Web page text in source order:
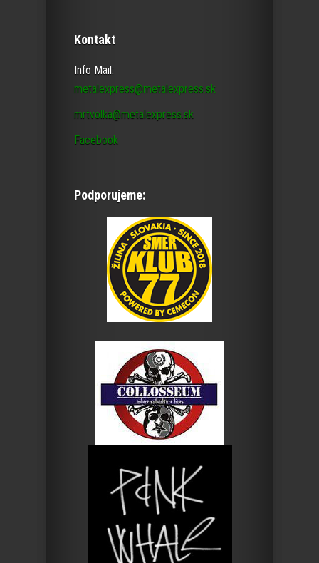
Kontakt
Info Mail:
metalexpress@metalexpress.sk
mrtvolka@metalexpress.sk
Facebook
Podporujeme: